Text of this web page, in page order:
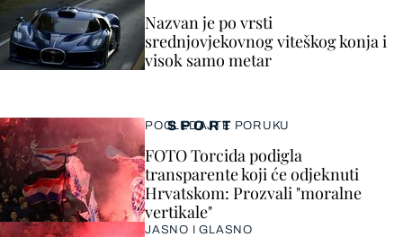
SPORT
POGLEDAJTE PORUKU
FOTO Torcida podigla
transparente koji će odjeknuti
Hrvatskom: Prozvali "moralne
vertikale"
JASNO I GLASNO
Nazvan je po vrsti
srednjovjekovnog viteškog konja i
visok samo metar